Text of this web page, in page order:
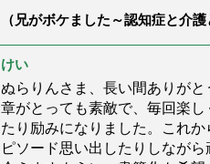
（兄がボケました～認知症と介
けい
ぬらりんさま、長い間ありが
章がとっても素敵で、毎回楽
たり励みになりました。これ
ピソード思い出したりしなが